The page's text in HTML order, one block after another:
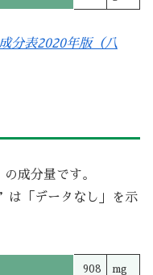
分表2020年版（八
成分量です。
「データなし」を示
908 mg